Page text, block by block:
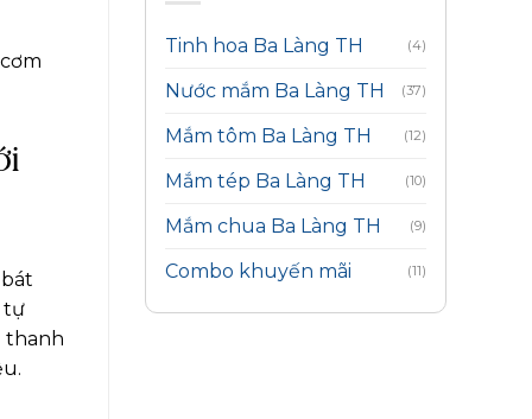
tự
thanh
Tinh hoa Ba Làng TH (4)
Nước mắm Ba Làng TH (37)
Mắm tôm Ba Làng TH (12)
Mắm tép Ba Làng TH (10)
Mắm chua Ba Làng TH (9)
Combo khuyến mãi (11)